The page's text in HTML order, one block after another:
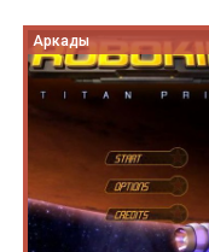
Аркады